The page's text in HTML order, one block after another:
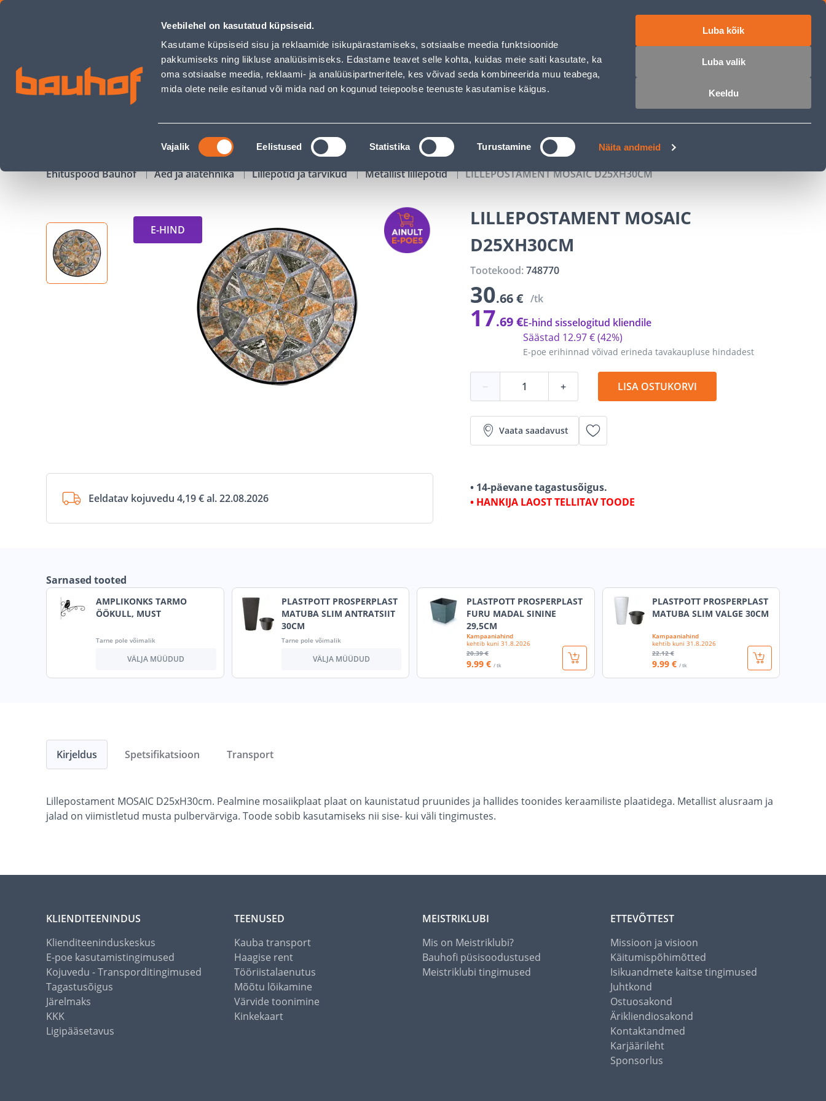
Veebilehel on kasutatud küpsiseid.
Kasutame küpsiseid sisu ja reklaamide isikupärastamiseks, sotsiaalse meedia funktsioonide
pakkumiseks ning liikluse analüüsimiseks. Edastame teavet selle kohta, kuidas meie saiti kasutate, ka
oma sotsiaalse meedia, reklaami- ja analüüsipartneritele, kes võivad seda kombineerida muu teabega,
mida olete neile esitanud või mida nad on kogunud teiepoolse teenuste kasutamise käigus.
Nõusoleku
valik
Vajalik Eelistused Statistika Turustamine Näita andmeid
Luba kõik
Luba valik
Keeldu
LILLEPOSTAMENT MOSAIC D25XH30CM - Bauhof has loaded
Äriklienditeenindus Klienditeenindus Teenused Karjäärileht
OTSI Logi sisse
KAMPAANIAD KATALOOGID TÖÖRIISTALAENUTUS JÄRELMAKS
Ehituspood Bauhof Aed ja aiatehnika Lillepotid ja tarvikud Metallist lillepotid LILLEPOSTAMENT MOSAIC D25XH30CM
E-HIND
Eeldatav kojuvedu 4,19 € al. 22.08.2026
LILLEPOSTAMENT MOSAIC
D25XH30CM
Tootekood:748770
30.66 € /tk
17.69 €
E-poe erihinnad võivad erineda tavakaupluse hindadest
Säästad 12.97 €(42%)
E-hind sisselogitud kliendile
− + LISA OSTUKORVI
Vaata saadavust
• 14-päevane tagastusõigus.
• HANKIJA LAOST TELLITAV TOODE
Sarnased tooted
AMPLIKONKS TARMO
ÖÖKULL, MUST
Tarne pole võimalik
VÄLJA MÜÜDUD
PLASTPOTT PROSPERPLAST
MATUBA SLIM ANTRATSIIT
30CM
Tarne pole võimalik
VÄLJA MÜÜDUD
PLASTPOTT PROSPERPLAST
FURU MADAL SININE
29,5CM
Kampaaniahind
kehtib kuni 31.8.2026
20.39 €
9.99 € / tk
PLASTPOTT PROSPERPLAST
MATUBA SLIM VALGE 30CM
Kampaaniahind
kehtib kuni 31.8.2026
22.12 €
9.99 € / tk
Kirjeldus
Lillepostament MOSAIC D25xH30cm. Pealmine mosaiikplaat plaat on kaunistatud pruunides ja hallides toonides keraamiliste plaatidega. Metallist alusraam ja
jalad on viimistletud musta pulbervärviga. Toode sobib kasutamiseks nii sise- kui väli tingimustes.
Spetsifikatsioon Transport
KLIENDITEENINDUS
Klienditeeninduskeskus
E-poe kasutamistingimused
Kojuvedu - Transporditingimused
Tagastusõigus
Järelmaks
KKK
Ligipääsetavus
TEENUSED
Kauba transport
Haagise rent
Tööriistalaenutus
Mõõtu lõikamine
Värvide toonimine
Kinkekaart
MEISTRIKLUBI
Mis on Meistriklubi?
Bauhofi püsisoodustused
Meistriklubi tingimused
ETTEVÕTTEST
Missioon ja visioon
Käitumispõhimõtted
Isikuandmete kaitse tingimused
Juhtkond
Ostuosakond
Ärikliendiosakond
Kontaktandmed
Karjäärileht
Sponsorlus